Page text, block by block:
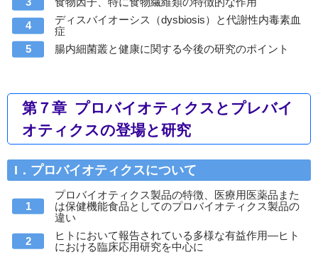
ディスバイオーシス（dysbiosis）と代謝性内毒素血
症
腸内細菌叢と健康に関する今後の研究のポイント
第７章 プロバイオティクスとプレバイ
オティクスの登場と研究
I．プロバイオティクスについて
プロバイオティクス製品の特徴、医療用医薬品また
は保健機能食品としてのプロバイオティクス製品の
違い
ヒトにおいて報告されている多様な有益作用―ヒト
における臨床応用研究を中心に